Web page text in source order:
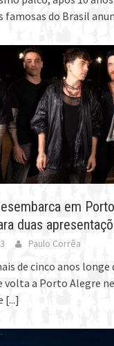
famosas do Brasil
em
duas
Paulo Corrêa
de cinco anos longe
volta a Porto Alegre
[...]